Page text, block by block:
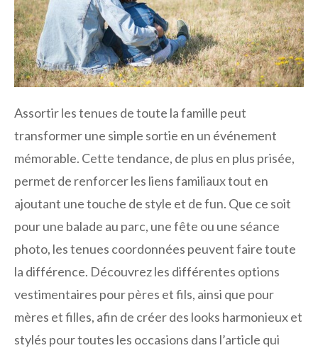
Assortir les tenues de toute la famille peut
transformer une simple sortie en un événement
mémorable. Cette tendance, de plus en plus prisée,
permet de renforcer les liens familiaux tout en
ajoutant une touche de style et de fun. Que ce soit
pour une balade au parc, une fête ou une séance
photo, les tenues coordonnées peuvent faire toute
la différence. Découvrez les différentes options
vestimentaires pour pères et fils, ainsi que pour
mères et filles, afin de créer des looks harmonieux et
stylés pour toutes les occasions dans l’article qui